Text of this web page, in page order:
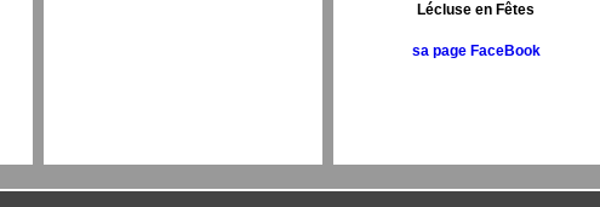
Lécluse en Fêtes
sa page FaceBook